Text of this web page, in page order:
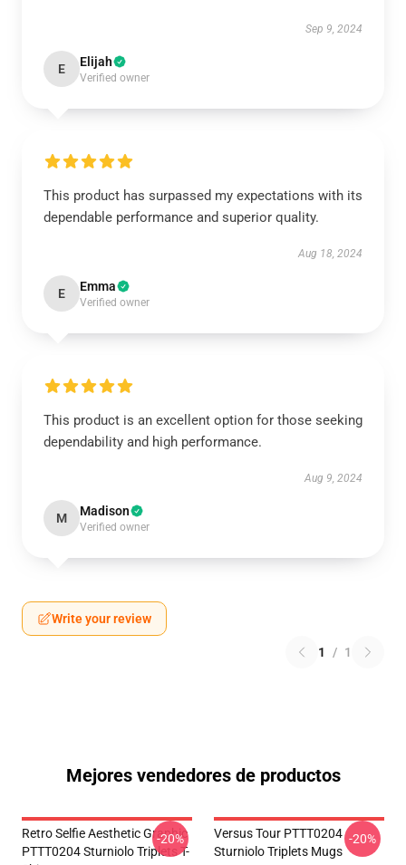
Sep 9, 2024
E Elijah
Verified owner
This product has surpassed my expectations with its
dependable performance and superior quality.
Aug 18, 2024
E Emma
Verified owner
This product is an excellent option for those seeking
dependability and high performance.
Aug 9, 2024
M Madison
Verified owner
Write your review
1 / 1
Mejores vendedores de productos
Retro Selfie Aesthetic Graphic
PTTT0204 Sturniolo Triplets T-
-20%
Versus Tour PTTT0204
Sturniolo Triplets Mugs
-20%